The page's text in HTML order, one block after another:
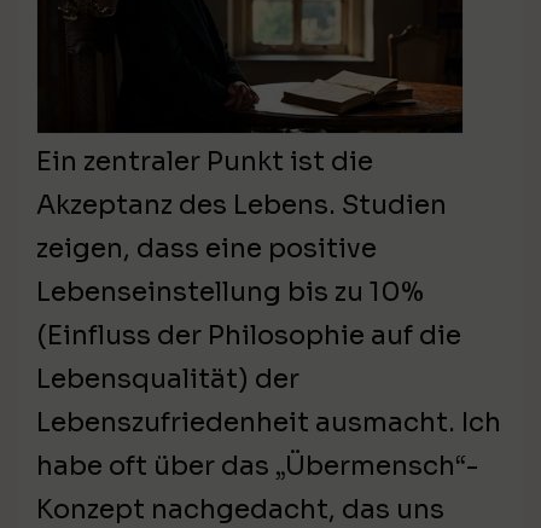
Ein zentraler Punkt ist die
Akzeptanz des Lebens. Studien
zeigen, dass eine positive
Lebenseinstellung bis zu 10%
(Einfluss der Philosophie auf die
Lebensqualität) der
Lebenszufriedenheit ausmacht. Ich
habe oft über das „Übermensch“-
Konzept nachgedacht, das uns